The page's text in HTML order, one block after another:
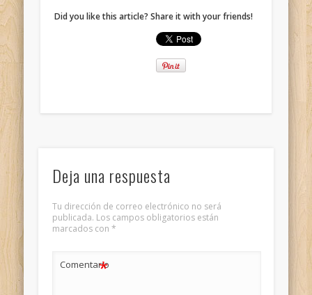
Did you like this article? Share it with your friends!
Deja una respuesta
Tu dirección de correo electrónico no será
publicada. Los campos obligatorios están
marcados con *
Comentario
*